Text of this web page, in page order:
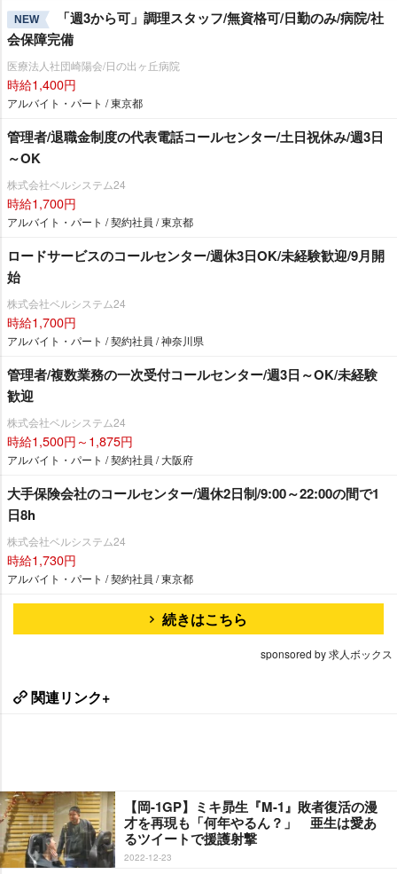
NEW
「週3から可」調理スタッフ/無資格可/日勤のみ/病院/社
会保障完備
医療法人社団崎陽会/日の出ヶ丘病院
時給1,400円
アルバイト・パート / 東京都
管理者/退職金制度の代表電話コールセンター/土日祝休み/週3日
～OK
株式会社ベルシステム24
時給1,700円
アルバイト・パート / 契約社員 / 東京都
ロードサービスのコールセンター/週休3日OK/未経験歓迎/9月開
始
株式会社ベルシステム24
時給1,700円
アルバイト・パート / 契約社員 / 神奈川県
管理者/複数業務の一次受付コールセンター/週3日～OK/未経験
歓迎
株式会社ベルシステム24
時給1,500円～1,875円
アルバイト・パート / 契約社員 / 大阪府
大手保険会社のコールセンター/週休2日制/9:00～22:00の間で1
日8h
株式会社ベルシステム24
時給1,730円
アルバイト・パート / 契約社員 / 東京都
続きはこちら
sponsored by 求人ボックス
関連リンク+
【岡-1GP】ミキ昴生『M-1』敗者復活の漫
才を再現も「何年やるん？」 亜生は愛あ
るツイートで援護射撃
2022-12-23